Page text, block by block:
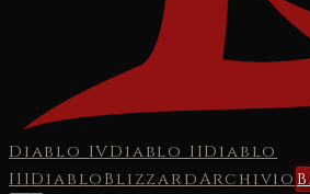
Diablo IVDiablo IIDiablo
IIIDiabloBlizzardArchivio